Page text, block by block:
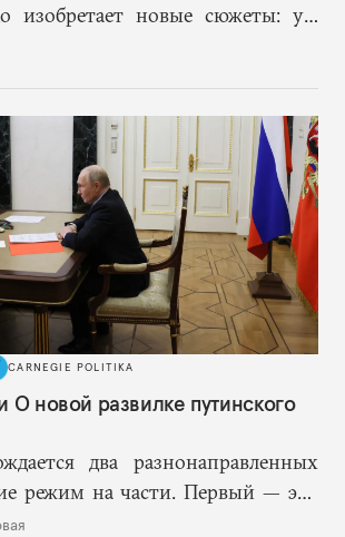
изобретает новые сюжеты: уж
срабатывают старые.
CARNEGIE POLITIKA
О новой развилке путинского
два разнонаправленных
режим на части. Первый — это
войны, где эскалация влечет за